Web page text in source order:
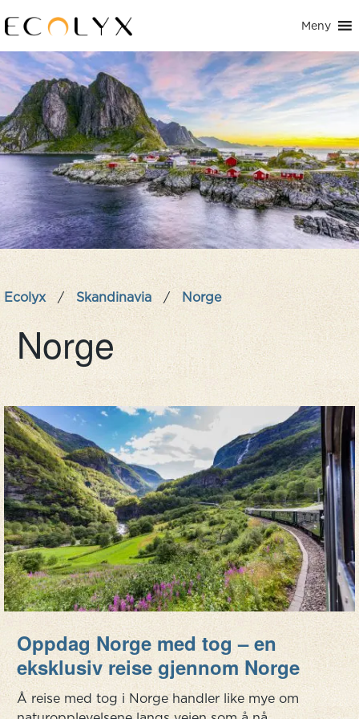
Meny
Ecolyx / Skandinavia / Norge
Norge
Oppdag Norge med tog – en
eksklusiv reise gjennom Norge
Å reise med tog i Norge handler like mye om